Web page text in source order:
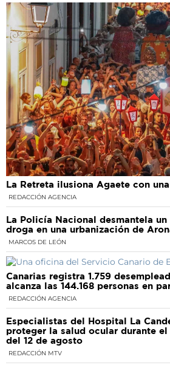
La Retreta ilusiona Agaete con
REDACCIÓN AGENCIA
La Policía Nacional desmantela
droga en una urbanización de
MARCOS DE LEÓN
Canarias registra 1.759
alcanza las 144.168 personas en
REDACCIÓN AGENCIA
Especialistas del Hospital La
proteger la salud ocular durante
del 12 de agosto
REDACCIÓN MTV